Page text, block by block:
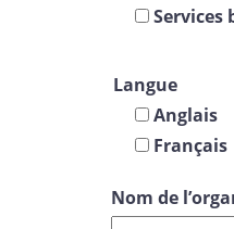
Services
Langue
Anglais
Français
Nom de